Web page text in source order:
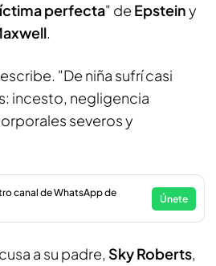
perfecta" de Epsteiny
.
"De niña sufrí casi
incesto, negligencia
severos y
canal de WhatsApp de
Únete
a su padre, Sky Roberts,